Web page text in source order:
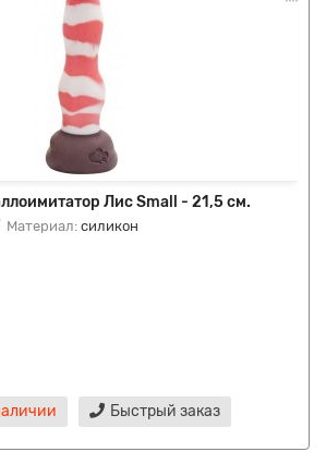
Лис Small - 21,5 см.
Материал: силикон
Быстрый заказ